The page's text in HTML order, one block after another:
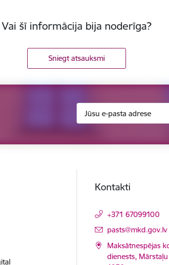
Vai šī informācija bija noderīga?
Sniegt atsauksmi
Kontakti
+371 67099100
E-pasts:
pasts@mkd.gov.lv
Maksātnespējas
dienests,